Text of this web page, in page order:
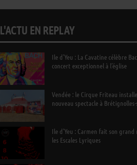
L'ACTU EN REPLAY
Ile d’Yeu : La Cavatine célèbre
concert exceptionnel à l’église
Vendée : le Cirque Friteau
nouveau spectacle à
Ile d’Yeu : Carmen fait son
les Escales Lyriques